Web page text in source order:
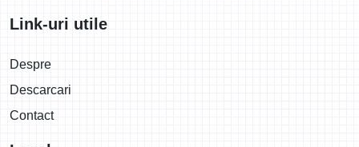
Link-uri utile
Despre
Descarcari
Contact